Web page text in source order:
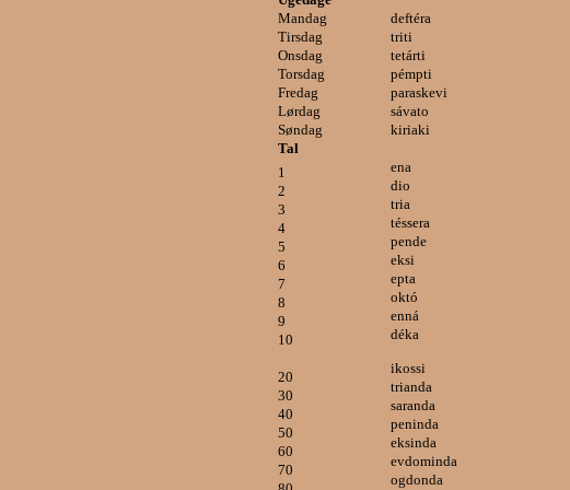
Mandag
Tirsdag
Onsdag
Torsdag
Fredag
Lørdag
Søndag
deftéra
triti
tetárti
pémpti
paraskevi
sávato
kiriaki
Tal
1
2
3
4
5
6
7
8
9
10
20
30
40
50
60
70
ena
dio
tria
téssera
pende
eksi
epta
októ
enná
déka
ikossi
trianda
saranda
peninda
eksinda
evdominda
ogdonda